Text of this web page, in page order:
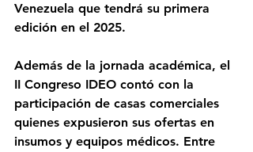
Venezuela que tendrá su primera
edición en el 2025.
Además de la jornada académica, el
II Congreso IDEO contó con la
participación de casas comerciales
quienes expusieron sus ofertas en
insumos y equipos médicos. Entre